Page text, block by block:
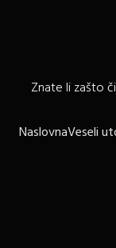
Znate li zašto
NaslovnaVeseli